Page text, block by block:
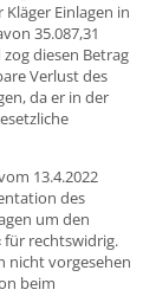
Kläger Einlagen in
35.087,31
diesen Betrag
Verlust des
da er in der
13.4.2022
des
um den
rechtswidrig.
nicht vorgesehen
beim